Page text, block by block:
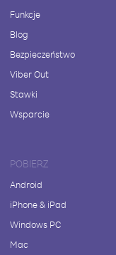
Funkcje
Blog
Bezpieczeństwo
Viber Out
Stawki
Wsparcie
POBIERZ
Android
iPhone & iPad
Windows PC
Mac